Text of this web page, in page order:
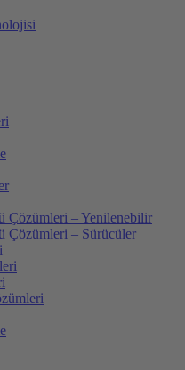
Çözümleri – Yenilenebilir
Çözümleri – Sürücüler